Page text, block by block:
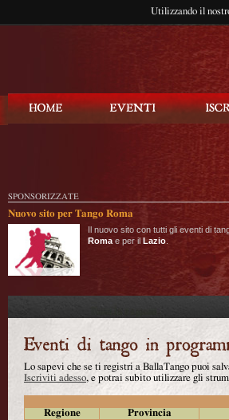
Utilizzando il
SPONSORIZZATE
Nuovo sito per Tango Roma
Il nuovo sito con tutti gli eventi di
Roma e per il Lazio
Lo sapevi che se ti registri a BallaTango puoi
Iscriviti adesso, e potrai subito utilizzare gli
Regione
Provincia